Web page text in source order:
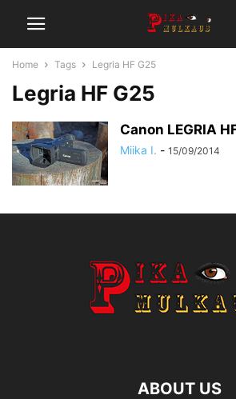
Home Tags Legria HF G25
Legria HF G25
Canon LEGRIA
Miika I. - 15/09/2014
ABOUT US